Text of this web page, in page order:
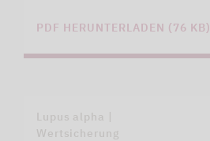
PDF HERUNTERLADEN (76 KB)
Lupus alpha |
Wertsicherung